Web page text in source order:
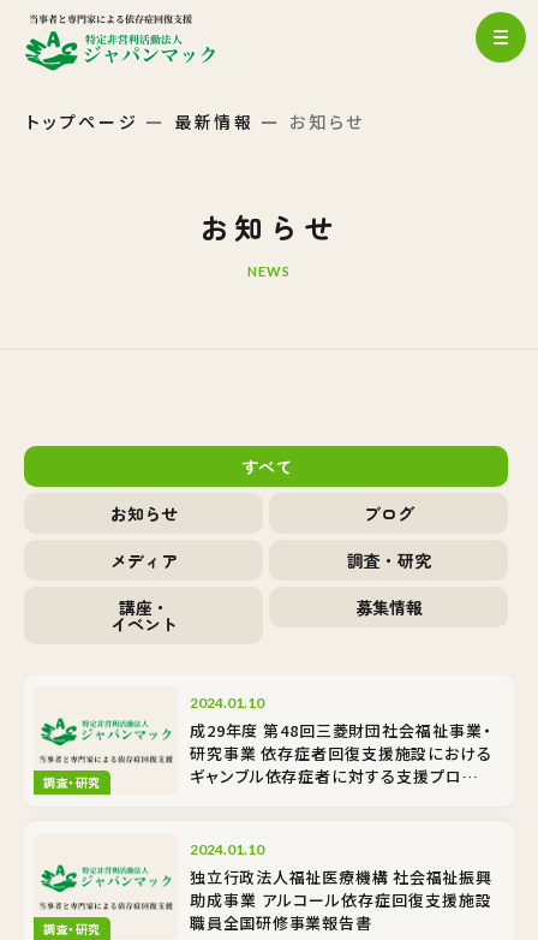
トップページ 最新情報 お知らせ
お知らせ
NEWS
すべて
お知らせ
ブログ
メディア
調査・研究
講座・
イベント
募集情報
調査・研究
2024.01.10
成29年度 第48回三菱財団社会福祉事業・
研究事業 依存症者回復支援施設における
ギャンブル依存症者に対する支援プログラ
調査・研究
2024.01.10
独立行政法人福祉医療機構 社会福祉振興
助成事業 アルコール依存症回復支援施設
職員全国研修事業報告書